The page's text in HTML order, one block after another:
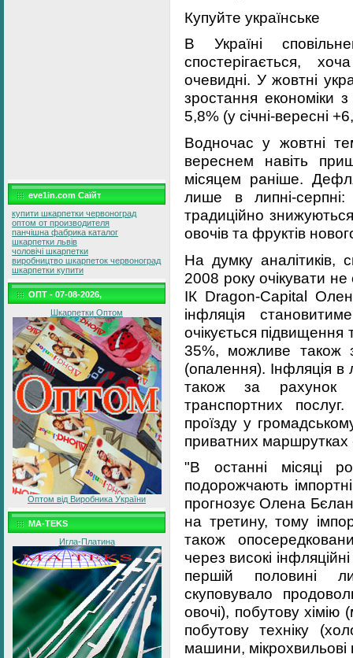
eve1in.com Саїйт
купити шкарпетки червоноград
оптом от производителя
панчішна фабрика каталог
шкарпетки львів
чоловічі шкарпетки
виробництво шкарпеток червоноград
шкарпетки купити
ОПТ - 07-08-2026,
Шкарпетки Оптом
Оптом від Виробника України
MA-TEKS
Игла-Платина
Купуйте українське
В Україні
спостерігається,
очевидні. У жовтні
зростання економіки
5,8% (у січні-вересні
Водночас у жовтні
вереснем навіть
місяцем раніше.
лише в липні-серпні:
традиційно
овочів та фруктів
На думку аналітиків,
2008 року очікувати
ІК Dragon-Capital
інфляція
очікується
35%, можливе також
(опалення). Інфляція в
також за рахунок
транспортних
проїзду у
приватних
"В останні місяці
подорожчають
прогнозує Олена
на третину, тому
також
через високі
першій половині
скуповувало
овочі), побутову
побутову техніку
машини, мікрохвильові